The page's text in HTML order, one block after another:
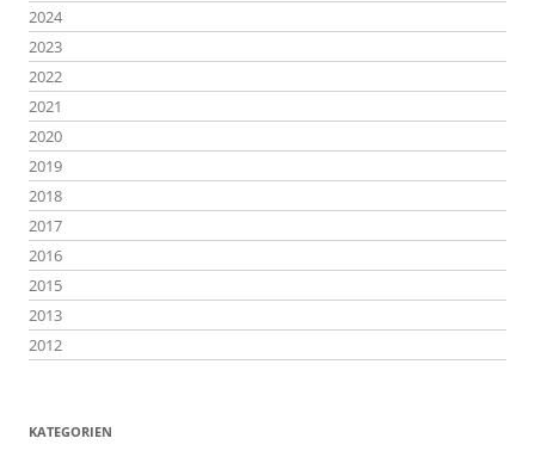
2024
2023
2022
2021
2020
2019
2018
2017
2016
2015
2013
2012
KATEGORIEN